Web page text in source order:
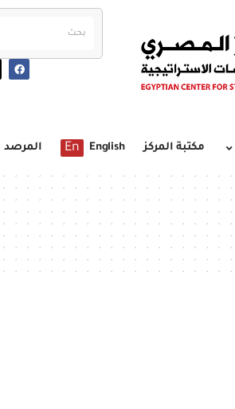
مكتبة المركز English
En المرصد